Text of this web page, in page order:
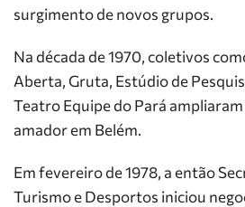
surgimento de novos grupos.
Na década de 1970, coletivos
Aberta, Gruta, Estúdio de
Teatro Equipe do Pará
amador em Belém.
Em fevereiro de 1978, a então
Turismo e Desportos iniciou